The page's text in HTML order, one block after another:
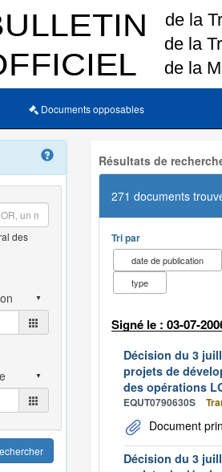
Documents opposables
des
Résultats de
271 documents
Tri par
date de publication
type
Signé le : 03-07-
Décision du 3
projets de
des opérations
EQUT0790630S
Document
Décision du 3